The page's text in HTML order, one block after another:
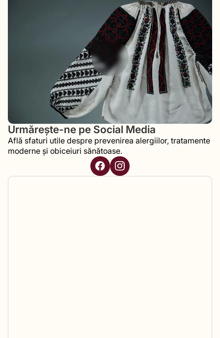
Urmărește-ne pe Social Media
Află sfaturi utile despre prevenirea alergiilor, tratamente
moderne și obiceiuri sănătoase.